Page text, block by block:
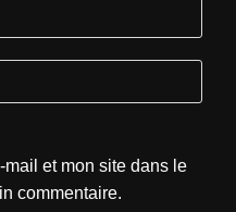
mail et mon site dans le
commentaire.